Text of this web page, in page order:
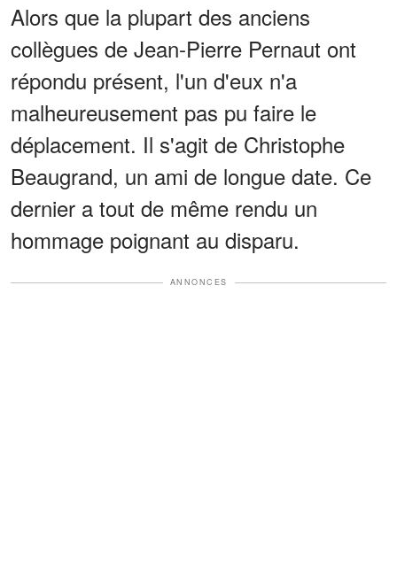
Alors que la plupart des anciens
collègues de Jean-Pierre Pernaut ont
répondu présent, l'un d'eux n'a
malheureusement pas pu faire le
déplacement. Il s'agit de Christophe
Beaugrand, un ami de longue date. Ce
dernier a tout de même rendu un
hommage poignant au disparu.
ANNONCES